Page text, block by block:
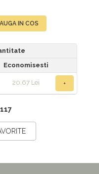
IN COS
Economisesti
20,67 Lei +